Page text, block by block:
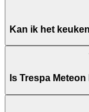
Kan ik het
Is Trespa